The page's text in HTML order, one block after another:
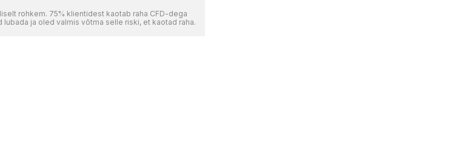
rohkem. 75% klientidest kaotab raha CFD-dega
ja oled valmis võtma selle riski, et kaotad raha.